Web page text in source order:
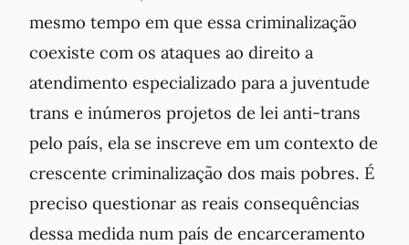
mesmo tempo em que essa criminalização
coexiste com os ataques ao direito a
atendimento especializado para a juventude
trans e inúmeros projetos de lei anti-trans
pelo país, ela se inscreve em um contexto de
crescente criminalização dos mais pobres. É
preciso questionar as reais consequências
dessa medida num país de encarceramento